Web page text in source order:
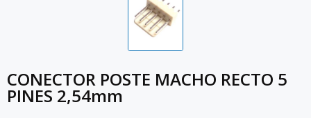
CONECTOR POSTE MACHO RECTO 5
PINES 2,54mm